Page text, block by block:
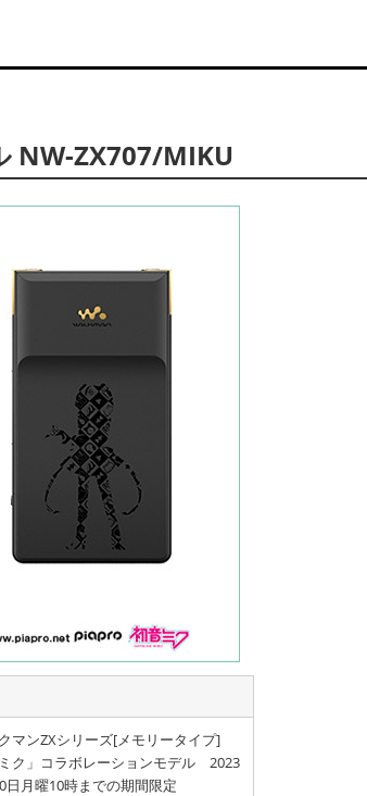
NW-ZX707/MIKU
マンZXシリーズ[メモリータイプ]
ミク」コラボレーションモデル 2023
日月曜10時までの期間限定